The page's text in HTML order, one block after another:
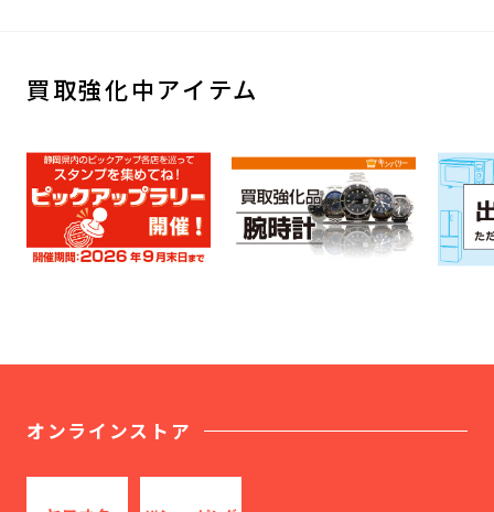
買取強化中アイテム
オンラインストア